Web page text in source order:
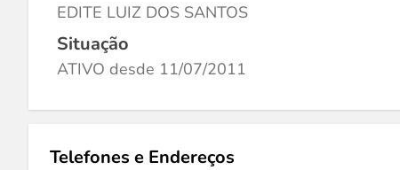
EDITE LUIZ DOS SANTOS
Situação
ATIVO desde 11/07/2011
Telefones e Endereços